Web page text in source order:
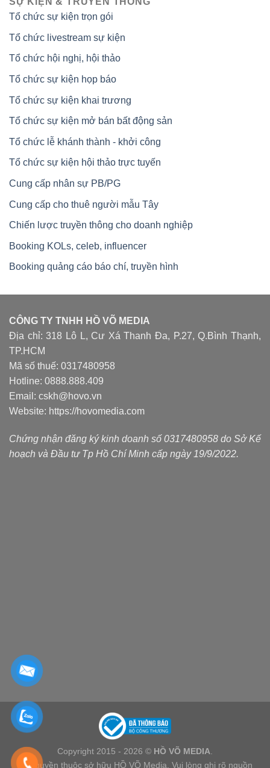
Tổ chức sự kiện trọn gói
Tổ chức livestream sự kiện
Tổ chức hội nghị, hội thảo
Tổ chức sự kiện họp báo
Tổ chức sự kiện khai trương
Tổ chức sự kiện mở bán bất động sản
Tổ chức lễ khánh thành - khởi công
Tổ chức sự kiện hội thảo trực tuyến
Cung cấp nhân sự PB/PG
Cung cấp cho thuê người mẫu Tây
Chiến lược truyền thông cho doanh nghiệp
Booking KOLs, celeb, influencer
Booking quảng cáo báo chí, truyền hình
CÔNG TY TNHH HỒ VÕ MEDIA
Địa chỉ: 318 Lô L, Cư Xá Thanh Đa, P.27, Q.Bình Thạnh,
TP.HCM
Mã số thuế: 0317480958
Hotline: 0888.888.409
Email: cskh@hovo.vn
Website: https://hovomedia.com
Chứng nhận đăng ký kinh doanh số 0317480958 do Sở Kế
hoạch và Đầu tư Tp Hồ Chí Minh cấp ngày 19/9/2022.
Copyright 2015 - 2026 © HỒ VÕ MEDIA
Bản quyền thuộc sở hữu HỒ VÕ Media. Vui lòng ghi rõ nguồn